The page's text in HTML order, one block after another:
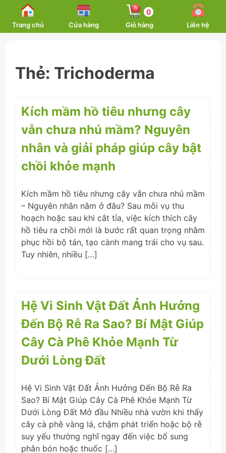
content
Trang chủ Cửa hàng
0
Giỏ hàng Liên hệ
Thẻ: Trichoderma
Kích mầm hồ tiêu nhưng cây
vẫn chưa nhú mầm? Nguyên
nhân và giải pháp giúp cây bật
chồi khỏe mạnh
Kích mầm hồ tiêu nhưng cây vẫn chưa nhú mầm
– Nguyên nhân nằm ở đâu? Sau mỗi vụ thu
hoạch hoặc sau khi cắt tỉa, việc kích thích cây
hồ tiêu ra chồi mới là bước rất quan trọng nhằm
phục hồi bộ tán, tạo cành mang trái cho vụ sau.
Tuy nhiên, nhiều […]
Hệ Vi Sinh Vật Đất Ảnh Hưởng
Đến Bộ Rễ Ra Sao? Bí Mật Giúp
Cây Cà Phê Khỏe Mạnh Từ
Dưới Lòng Đất
Hệ Vi Sinh Vật Đất Ảnh Hưởng Đến Bộ Rễ Ra
Sao? Bí Mật Giúp Cây Cà Phê Khỏe Mạnh Từ
Dưới Lòng Đất Mở đầu Nhiều nhà vườn khi thấy
cây cà phê vàng lá, chậm phát triển hoặc bộ rễ
suy yếu thường nghĩ ngay đến việc bổ sung
phân bón hoặc thuốc […]